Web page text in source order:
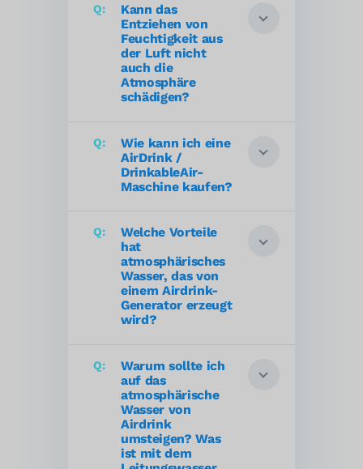
Kann das
Entziehen von
Feuchtigkeit aus
der Luft nicht
auch die
Atmosphäre
schädigen?
Wie kann ich eine
AirDrink /
DrinkableAir-
Maschine kaufen?
Welche Vorteile
hat
atmosphärisches
Wasser, das von
einem Airdrink-
Generator erzeugt
wird?
Warum sollte ich
auf das
atmosphärische
Wasser von
Airdrink
umsteigen? Was
ist mit dem